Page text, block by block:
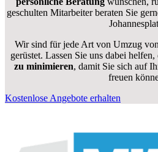
geschulten Mitarbeiter beraten Sie
Wir sind für jede Art von Umzug
gerüstet. Lassen Sie uns dabei helfen,
zu minimieren, damit Sie sich auf
freuen
Kostenlose Angebote erhalten